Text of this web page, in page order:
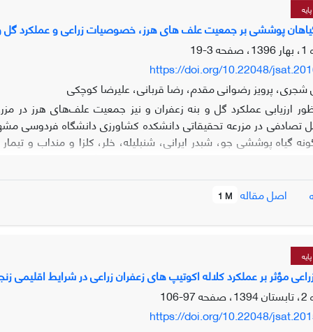
و عملکرد بنه دختری شده و این صفات بخصوص در سال‌های آتی باعث
پوششی بر جمعیت علف های هرز، خصوصیات زراعی و عملکرد گل و
3-19
https://doi.org/10.22048/
پرویز رضوانی مقدم، رضا قربانی، علیرضا کوچکی
ارزیابی عملکرد گل و بنه زعفران و نیز جمعیت علف‌های هرز در
پوششی جو، شبدر ایرانی، شنبلیله، خلر، کلزا و منداب و تیمار
پوششی برتری داشت. علاوه بر این، حداکثر وزن کل بنه‌های
هر کلون برتری نشان داد. با این وجود کمترین مقدار تمامی
تعداد علف‌های هرز به ترتیب به خانواده‌های گندمیان، شب بو،
پوششی بجز گیاه پوششی کلزا در مقایسه با شاهد در خصوص
اصل مقاله 1 M
مؤثر بر عملکرد کلاله اکوتیپ های زعفران زراعی در شرایط اقلیمی
97-106
https://doi.org/10.22048/